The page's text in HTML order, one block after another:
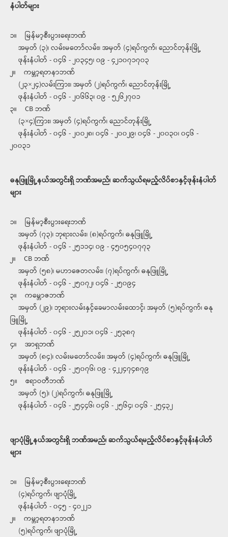
နံပါတ်များ
၁။ မြန်မာ့စီးပွားရေးဘဏ်
အမှတ် (၃)၊ လမ်းမတော်လမ်း၊ အမှတ် (၄)ရပ်ကွက်၊ ညောင်တုန်းမြို့
ဖုန်းနံပါတ် - ၀၄၆ - ၂၀၃၄၅၊ ၀၉ - ၄၂၁၀၇၁၇၀၃
၂။ ကမ္ဘာ့ရတနာဘဏ်
(၂၃×၂၄)လမ်းကြား၊ အမှတ် (၂)ရပ်ကွက်၊ ညောင်တုန်းမြို့
ဖုန်းနံပါတ် - ၀၄၆ - ၂၀၆၆၃၊ ၀၉ - ၅၂၆၂၇၀၁
၃။ CB ဘဏ်
(၃×၄)ကြား၊ အမှတ် (၄)ရပ်ကွက်၊ ညောင်တုန်းမြို့
ဖုန်းနံပါတ် - ၀၄၆ - ၂၀၀၂၈၊ ၀၄၆ - ၂၀၀၂၉၊ ၀၄၆ - ၂၀၀၃၀၊ ၀၄၆ -
၂၀၀၃၁
ဓနုဖြူမြို့နယ်အတွင်းရှိ ဘဏ်အမည်၊ ဆက်သွယ်ရမည့်လိပ်စာနှင့်ဖုန်းနံပါတ်
များ
၁။ မြန်မာ့စီးပွားရေးဘဏ်
အမှတ် (၇၃)၊ ဘုရားလမ်း၊ (၈)ရပ်ကွက်၊ ဓနုဖြူမြို့
ဖုန်းနံပါတ် - ၀၄၆ - ၂၅၁၁၄၊ ၀၉ - ၄၅၀၅၄၀၇၇၃
၂။ CB ဘဏ်
အမှတ် (၅၈)၊ မဟာဇေတလမ်း၊ (၇)ရပ်ကွက်၊ ဓနုဖြူမြို့
ဖုန်းနံပါတ် - ၀၄၆ - ၂၅၀၇၂၊ ၀၄၆ - ၂၅၀၉၄
၃။ ကမ္ဘောဇဘဏ်
အမှတ် (၂၉)၊ ဘုရားလမ်းနှင့်ခေမာလမ်းထောင့်၊ အမှတ် (၅)ရပ်ကွက်၊ ဓနု
ဖြူမြို့
ဖုန်းနံပါတ် - ၀၄၆ - ၂၅၂၀၁၊ ၀၄၆ - ၂၅၃၈၇
၄။ အာရှဘဏ်
အမှတ် (၈၄)၊ လမ်းမတော်လမ်း၊ အမှတ် (၄)ရပ်ကွက်၊ ဓနုဖြူမြို့
ဖုန်းနံပါတ် - ၀၄၆ - ၂၅၀၇၆၊ ၀၉ - ၄၂၂၄၇၄၈၇၉
၅။ ဧရာဝတီဘဏ်
အမှတ် (၅)၊ (၂)ရပ်ကွက်၊ ဓနုဖြူမြို့
ဖုန်းနံပါတ် - ၀၄၆ - ၂၅၄၄၆၊ ၀၄၆ - ၂၅၆၄၊ ၀၄၆ - ၂၅၄၃၂
ဖျာပုံမြို့နယ်အတွင်းရှိ ဘဏ်အမည်၊ ဆက်သွယ်ရမည့်လိပ်စာနှင့်ဖုန်းနံပါတ်
များ
၁။ မြန်မာ့စီးပွားရေးဘဏ်
(၄)ရပ်ကွက်၊ ဖျာပုံမြို့
ဖုန်းနံပါတ် - ၀၄၅ - ၄၀၂၂၁
၂။ ကမ္ဘာ့ရတနာဘဏ်
(၅)ရပ်ကွက်၊ ဖျာပုံမြို့